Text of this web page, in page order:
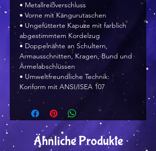
• Metallreißverschluss
• Vorne mit Kängurutaschen
• Ungefütterte Kapuze mit farblich
abgestimmtem Kordelzug
• Doppelnähte an Schultern,
Armausschnitten, Kragen, Bund und
Ärmelabschlüssen
• Umweltfreundliche Technik:
Konform mit ANSI/ISEA 107
Ähnliche Produkte